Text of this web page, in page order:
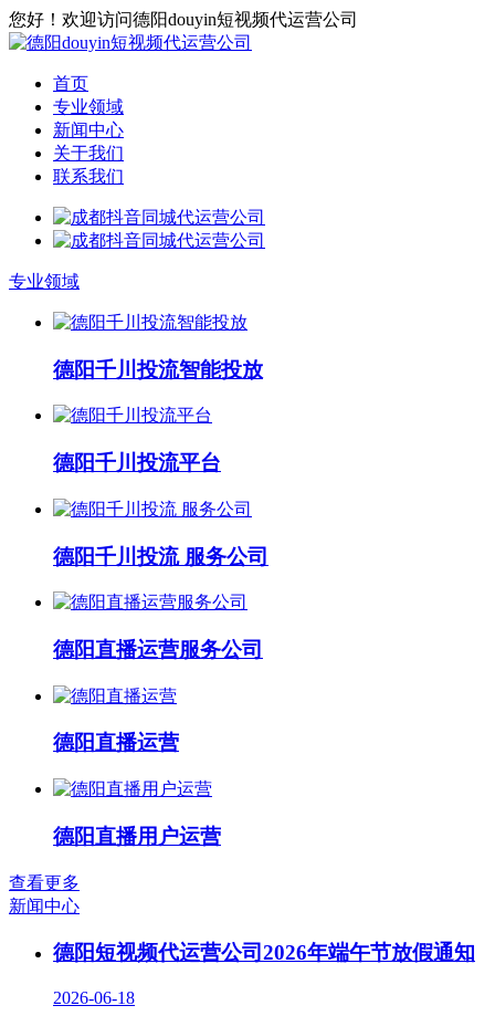
您好！欢迎访问德阳douyin短视频代运营公司
首页
专业领域
新闻中心
关于我们
联系我们
专业领域
德阳千川投流智能投放
德阳千川投流平台
德阳千川投流 服务公司
德阳直播运营服务公司
德阳直播运营
德阳直播用户运营
查看更多
新闻中心
德阳短视频代运营公司2026年端午节放假通知
2026-06-18